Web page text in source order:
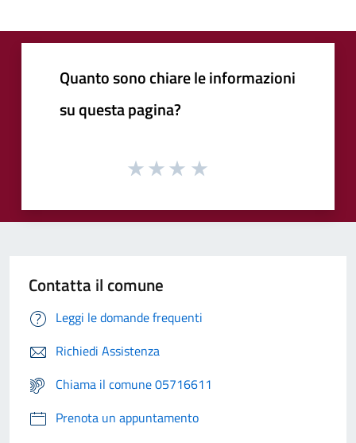
Quanto sono chiare le informazioni
su questa pagina?
Contatta il comune
Leggi le domande frequenti
Richiedi Assistenza
Chiama il comune 05716611
Prenota un appuntamento